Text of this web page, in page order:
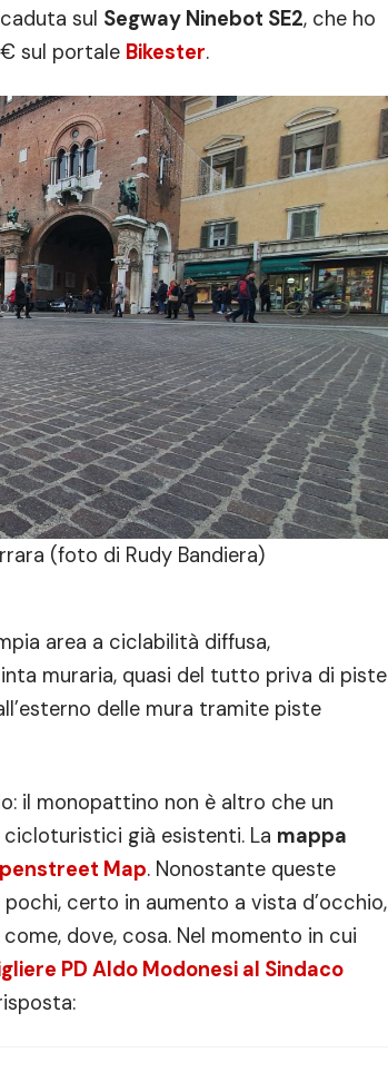
sul Segway Ninebot SE2, che ho
sul portale Bikester.
(foto di Rudy Bandiera)
area a ciclabilità diffusa,
muraria, quasi del tutto priva di piste
delle mura tramite piste
il monopattino non è altro che un
già esistenti. La mappa
Map. Nonostante queste
certo in aumento a vista d’occhio,
dove, cosa. Nel momento in cui
PD Aldo Modonesi al Sindaco